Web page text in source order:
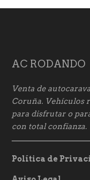
AC RODANDO
Venta de
Coruña. Vehículos
para disfrutar o
con total confianza.
Política de